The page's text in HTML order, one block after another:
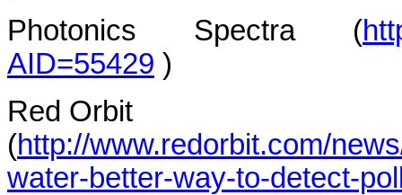
Photonics Spectra (
AID=55429 )
Red Orbit
(http://www.redorbit.com/
water-better-way-to-detect-